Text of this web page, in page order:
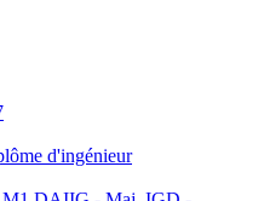
d'ingénieur